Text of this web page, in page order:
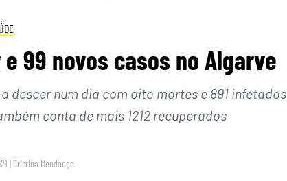
99 novos casos no Algarve
descer num dia com oito mortes e 891 infetados
conta de mais 1212 recuperados
| Cristina Mendonça